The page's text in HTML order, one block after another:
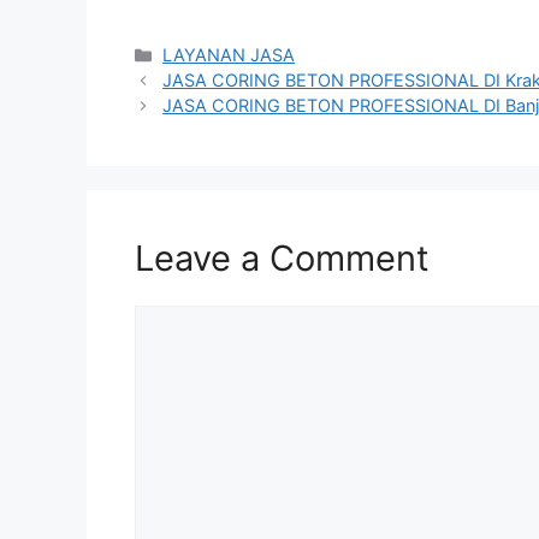
Categories
LAYANAN JASA
JASA CORING BETON PROFESSIONAL DI
JASA CORING BETON PROFESSIONAL DI
Leave a Comment